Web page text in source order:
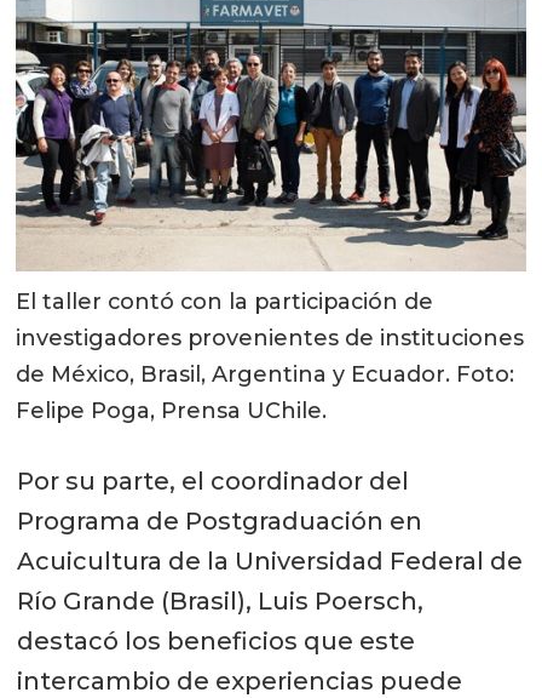
El taller contó con la participación de
investigadores provenientes de instituciones
de México, Brasil, Argentina y Ecuador. Foto:
Felipe Poga, Prensa UChile.
Por su parte, el coordinador del
Programa de Postgraduación en
Acuicultura de la Universidad Federal de
Río Grande (Brasil), Luis Poersch,
destacó los beneficios que este
intercambio de experiencias puede